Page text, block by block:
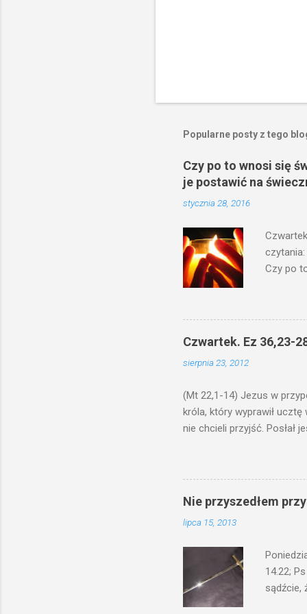
Popularne posty z tego
Czy po to wnosi się
je postawić na
stycznia 28, 2016
czytania:
Czy po
niechaj
ma. W
by je
Czwartek. Ez 36,23-
sierpnia 23, 2012
(Mt 22,1-14) Jezus w
króla, który wyprawił ucztę
nie chcieli przyjść. Posłał
swoje pole, drugi do
gniewem. Posłał swe
wprawdzie jest gotowa,
których spotkacie. Słudzy
biesiadnikami. Wszedł król,
Nie przyszedłem
lipca 15, 2013
14.22;
sądźcie,